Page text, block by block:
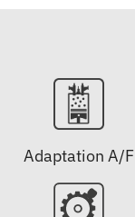
Adaptation A/F